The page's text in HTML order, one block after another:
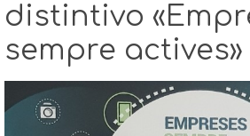
distintivo
sempre actives»